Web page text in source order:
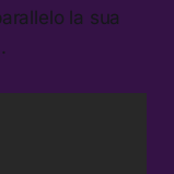
la sua